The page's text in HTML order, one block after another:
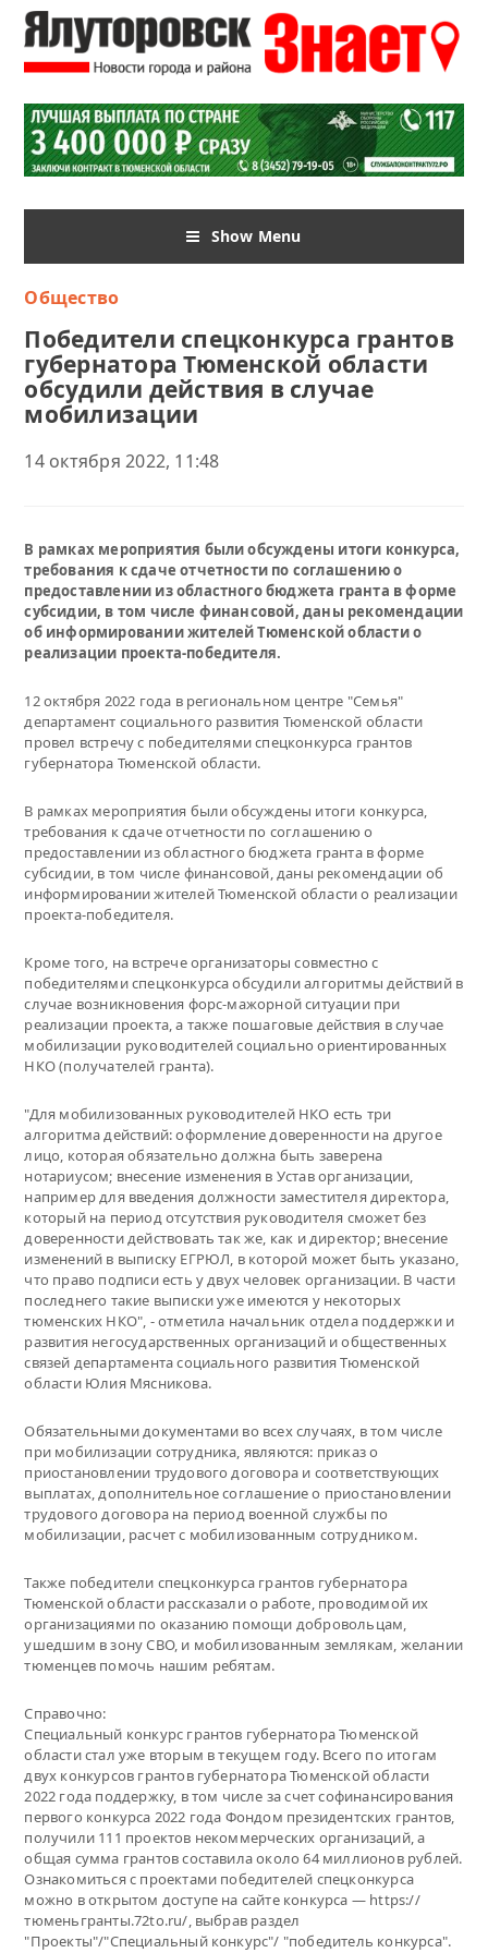
Show Menu
Общество
Победители спецконкурса грантов
губернатора Тюменской области
обсудили действия в случае
мобилизации
14 октября 2022, 11:48
В рамках мероприятия были обсуждены итоги конкурса,
требования к сдаче отчетности по соглашению о
предоставлении из областного бюджета гранта в форме
субсидии, в том числе финансовой, даны рекомендации
об информировании жителей Тюменской области о
реализации проекта-победителя.
12 октября 2022 года в региональном центре "Семья"
департамент социального развития Тюменской области
провел встречу с победителями спецконкурса грантов
губернатора Тюменской области.
В рамках мероприятия были обсуждены итоги конкурса,
требования к сдаче отчетности по соглашению о
предоставлении из областного бюджета гранта в форме
субсидии, в том числе финансовой, даны рекомендации об
информировании жителей Тюменской области о реализации
проекта-победителя.
Кроме того, на встрече организаторы совместно с
победителями спецконкурса обсудили алгоритмы действий в
случае возникновения форс-мажорной ситуации при
реализации проекта, а также пошаговые действия в случае
мобилизации руководителей социально ориентированных
НКО (получателей гранта).
"Для мобилизованных руководителей НКО есть три
алгоритма действий: оформление доверенности на другое
лицо, которая обязательно должна быть заверена
нотариусом; внесение изменения в Устав организации,
например для введения должности заместителя директора,
который на период отсутствия руководителя сможет без
доверенности действовать так же, как и директор; внесение
изменений в выписку ЕГРЮЛ, в которой может быть указано,
что право подписи есть у двух человек организации. В части
последнего такие выписки уже имеются у некоторых
тюменских НКО", - отметила начальник отдела поддержки и
развития негосударственных организаций и общественных
связей департамента социального развития Тюменской
области Юлия Мясникова.
Обязательными документами во всех случаях, в том числе
при мобилизации сотрудника, являются: приказ о
приостановлении трудового договора и соответствующих
выплатах, дополнительное соглашение о приостановлении
трудового договора на период военной службы по
мобилизации, расчет с мобилизованным сотрудником.
Также победители спецконкурса грантов губернатора
Тюменской области рассказали о работе, проводимой их
организациями по оказанию помощи добровольцам,
ушедшим в зону СВО, и мобилизованным землякам, желании
тюменцев помочь нашим ребятам.
Справочно:
Специальный конкурс грантов губернатора Тюменской
области стал уже вторым в текущем году. Всего по итогам
двух конкурсов грантов губернатора Тюменской области
2022 года поддержку, в том числе за счет софинансирования
первого конкурса 2022 года Фондом президентских грантов,
получили 111 проектов некоммерческих организаций, а
общая сумма грантов составила около 64 миллионов рублей.
Ознакомиться с проектами победителей спецконкурса
можно в открытом доступе на сайте конкурса — https://
тюменьгранты.72to.ru/, выбрав раздел
"Проекты"/"Специальный конкурс"/ "победитель конкурса".